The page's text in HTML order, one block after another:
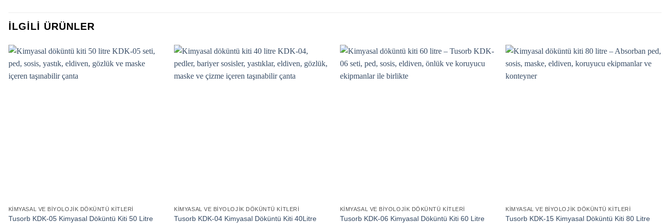
İLGILI ÜRÜNLER
KIMYASAL VE BIYOLOJIK DÖKÜNTÜ KITLERI
Tusorb KDK-05 Kimyasal Döküntü Kiti 50 Litre
KIMYASAL VE BIYOLOJIK DÖKÜNTÜ KITLERI
Tusorb KDK-04 Kimyasal Döküntü Kiti 40Litre
KIMYASAL VE BIYOLOJIK DÖKÜNTÜ KITLERI
Tusorb KDK-06 Kimyasal Döküntü Kiti 60 Litre
KIMYASAL VE BIYOLOJIK DÖKÜNTÜ KITLERI
Tusorb KDK-15 Kimyasal Döküntü Kiti 80 Litre